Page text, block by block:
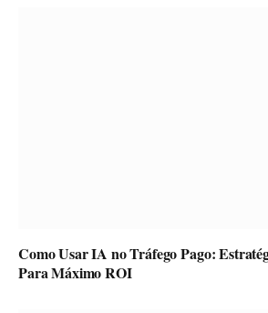
Como Usar IA no Tráfego Pago:
Para Máximo ROI